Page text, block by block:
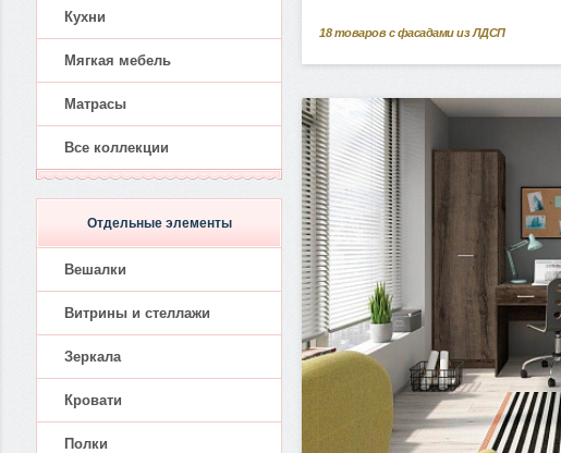
18 товаров с фасадами из ЛДСП
Кухни
Мягкая мебель
Матрасы
Все коллекции
Отдельные элементы
Вешалки
Витрины и стеллажи
Зеркала
Кровати
Полки